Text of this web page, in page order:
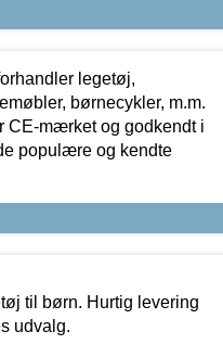
legetøj,
børnecykler, m.m.
CE-mærket og godkendt i
populære og kendte
til børn. Hurtig levering
udvalg.